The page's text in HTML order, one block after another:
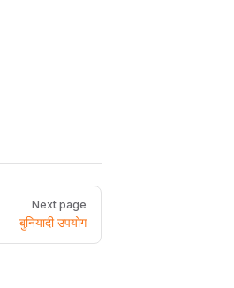
Next page
बुनियादी उपयोग